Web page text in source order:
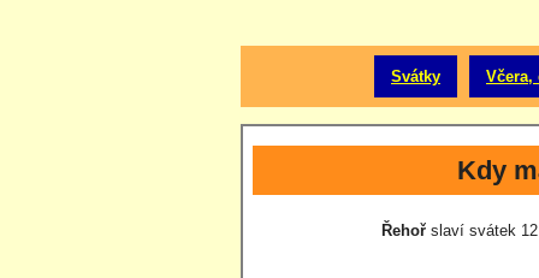
Svátky Včera,
Kdy
Řehořslaví svátek